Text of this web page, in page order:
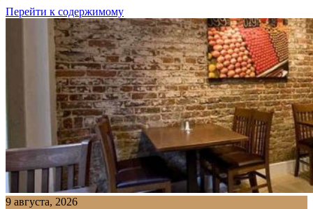
Перейти к содержимому
9 августа, 2026